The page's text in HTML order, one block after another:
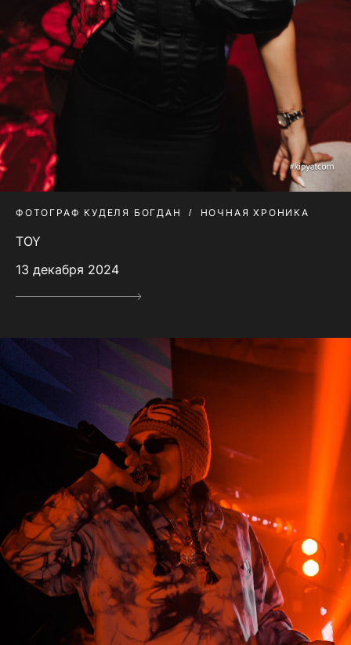
ФОТОГРАФ КУДЕЛЯ БОГДАН НОЧНАЯ ХРОНИКА
TOY
13 декабря 2024